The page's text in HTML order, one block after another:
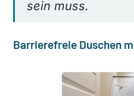
sein muss.
Barrierefreie Duschen